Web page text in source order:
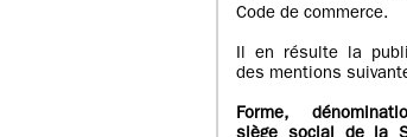
Code de commerce.
Il en résulte la
des mentions
Forme,